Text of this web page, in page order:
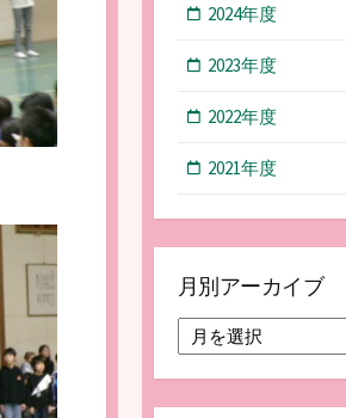
2024年度
2023年度
2022年度
2021年度
月別アーカイブ
別
ア
ー